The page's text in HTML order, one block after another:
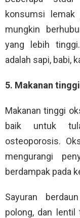
konsumsi
mungkin
yang lebih
adalah sapi, babi,
5. Makanan
Makanan tinggi
baik untuk
osteoporosis.
mengurangi
berdampak pada
Sayuran
polong, dan lentil